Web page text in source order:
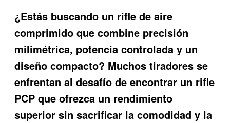
¿Estás buscando un rifle de aire
comprimido que combine precisión
milimétrica, potencia controlada y un
diseño compacto? Muchos tiradores se
enfrentan al desafío de encontrar un rifle
PCP que ofrezca un rendimiento
superior sin sacrificar la comodidad y la